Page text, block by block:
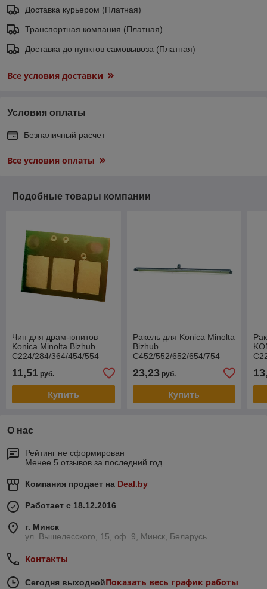
Доставка курьером (Платная)
Транспортная компания (Платная)
Доставка до пунктов самовывоза (Платная)
Все условия доставки
Условия оплаты
Безналичный расчет
Все условия оплаты
Подобные товары компании
Чип для драм-юнитов
Konica Minolta Bizhub
C224/284/364/454/554
11,51 руб.
Купить
Ракель для Konica Minolta
Bizhub
C452/552/652/654/754
23,23руб.
Купить
О нас
Рейтинг не сформирован
Менее 5 отзывов за последний год
Компания продает на Deal.by
Работает с 18.12.2016
г. Минск
ул. Вышелесского, 15, оф. 9, Минск, Беларусь
Контакты
Сегодня выходнойПоказать весь график работы